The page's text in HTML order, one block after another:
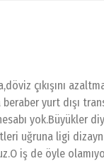
çıkışını
yurt dışı
yok.Büyükler
uğruna ligi
iş de öyle